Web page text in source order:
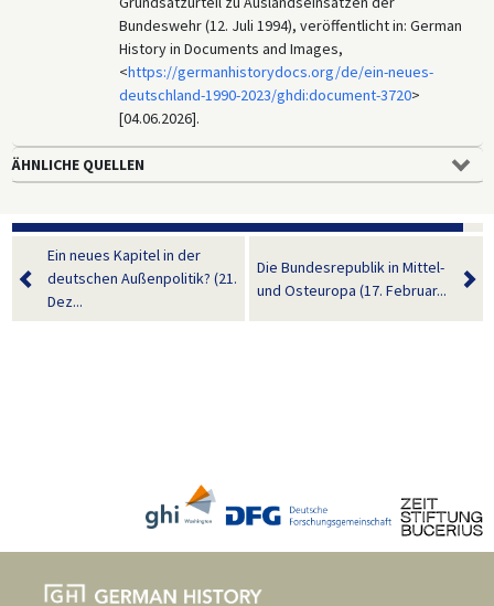
Bundeswehr (12. Juli 1994), veröffentlicht in: German
History in Documents and Images,
<https://germanhistorydocs.org/de/ein-neues-
deutschland-1990-2023/ghdi:document-3720>
[04.06.2026].
ÄHNLICHE QUELLEN
Ein neues Kapitel in der
deutschen Außenpolitik? (21.
Dez...
Die Bundesrepublik in Mittel-
und Osteuropa (17. Februar...